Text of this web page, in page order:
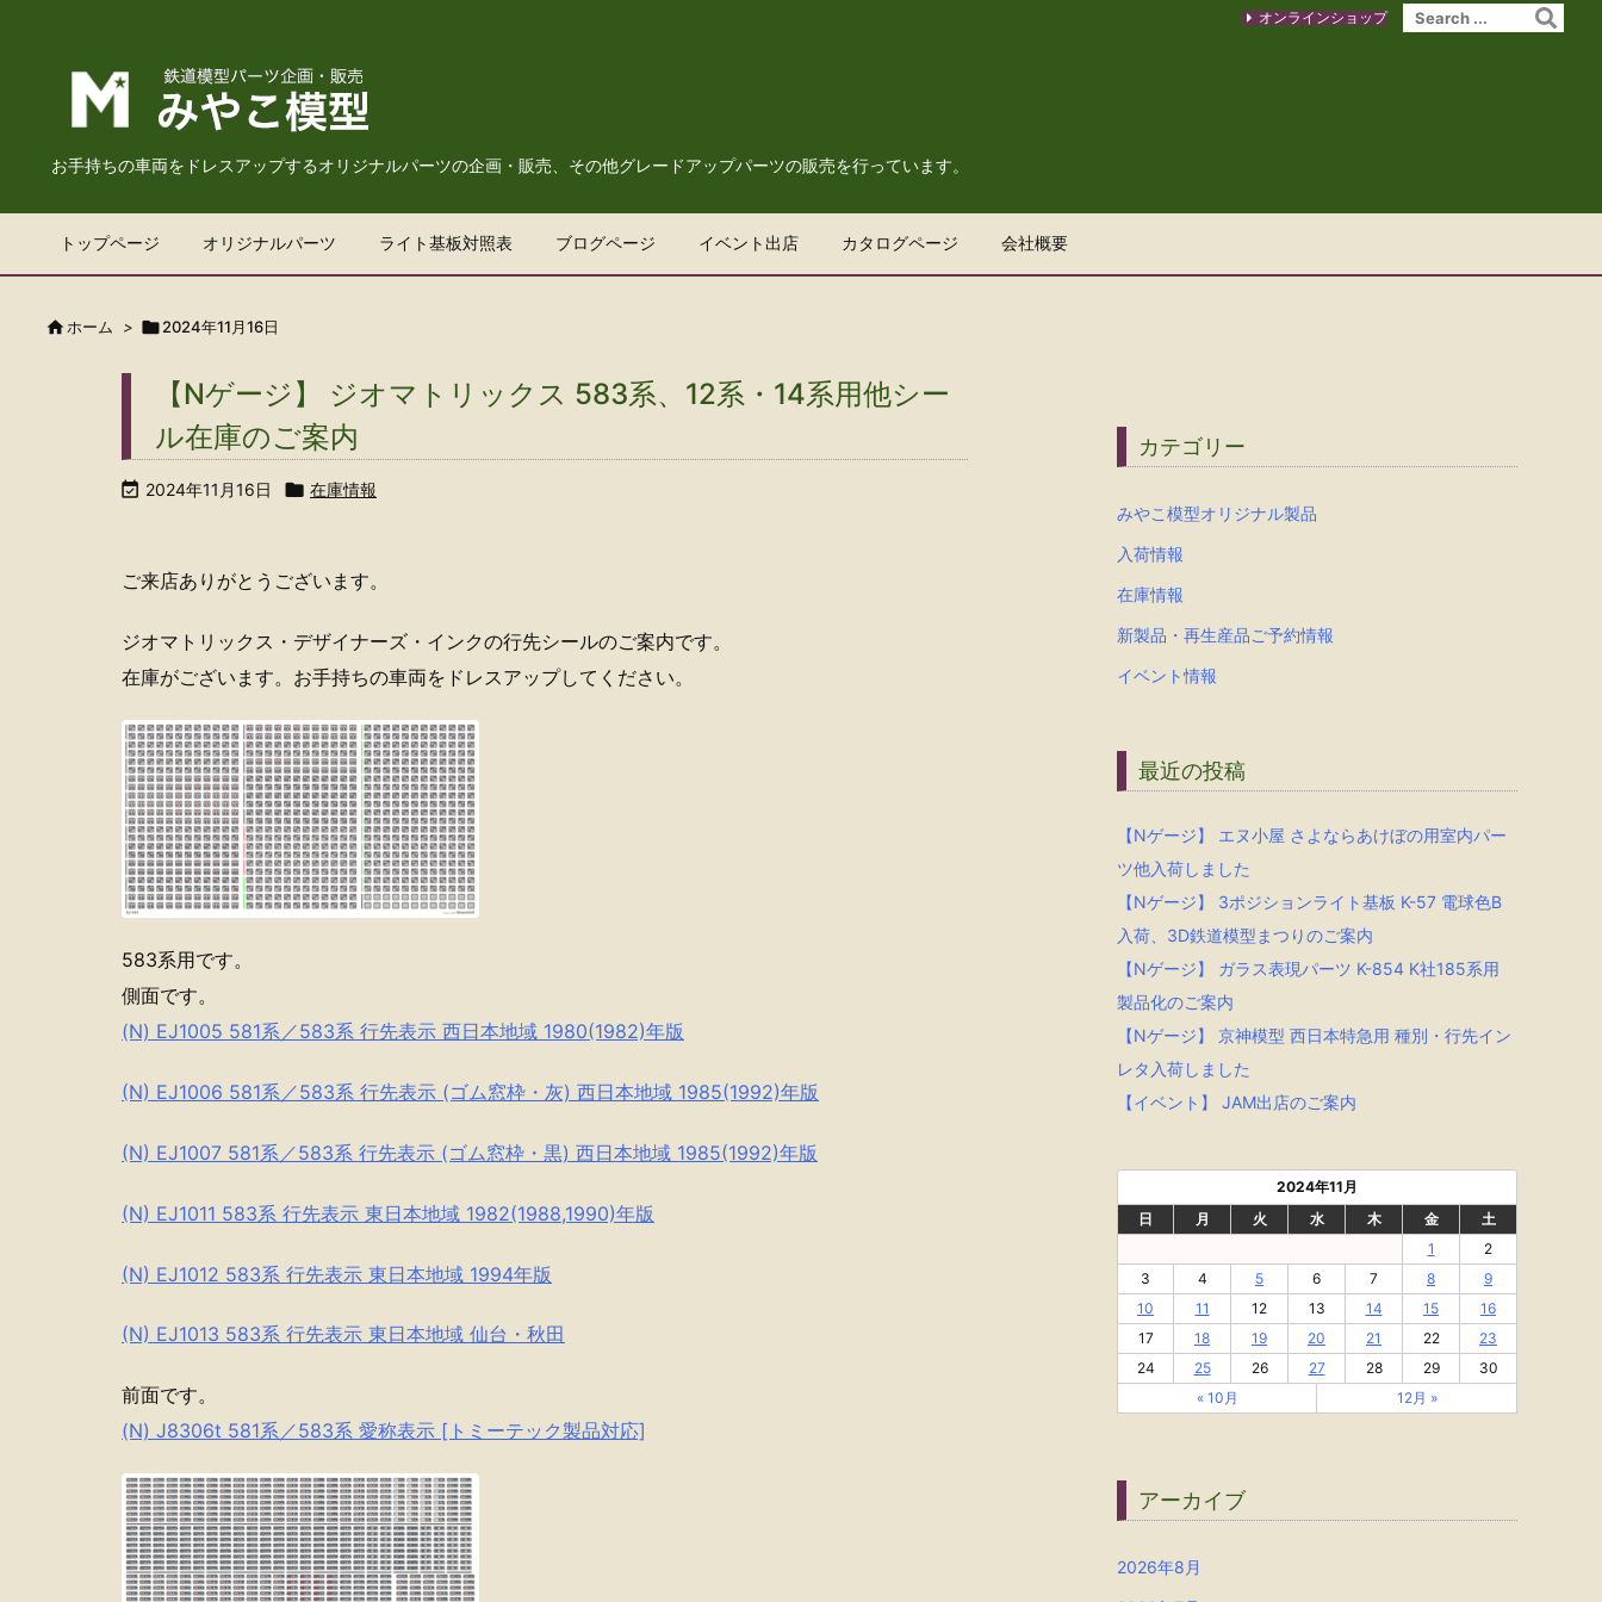
お手持ちの車両をドレスアップするオリジナルパーツの企画・販売、その他グレードアップパーツの販売を行っています。
トップページ オリジナルパーツ ライト基板対照表 ブログページ イベント出店 カタログページ 会社概要
オンラインショップ
 ホーム > 2024年11月16日
【Nゲージ】 ジオマトリックス 583系、12系・14系用他シー
ル在庫のご案内
 2024年11月16日  在庫情報
ご来店ありがとうございます。
ジオマトリックス・デザイナーズ・インクの行先シールのご案内です。
在庫がございます。お手持ちの車両をドレスアップしてください。
583系用です。
側面です。
(N) EJ1005 581系／583系 行先表示 西日本地域 1980(1982)年版
(N) EJ1006 581系／583系 行先表示 (ゴム窓枠・灰) 西日本地域 1985(1992)年版
(N) EJ1007 581系／583系 行先表示 (ゴム窓枠・黒) 西日本地域 1985(1992)年版
(N) EJ1011 583系 行先表示 東日本地域 1982(1988,1990)年版
(N) EJ1012 583系 行先表示 東日本地域 1994年版
(N) EJ1013 583系 行先表示 東日本地域 仙台・秋田
前面です。
(N) J8306t 581系／583系 愛称表示 [トミーテック製品対応]
カテゴリー
みやこ模型オリジナル製品
入荷情報
在庫情報
新製品・再生産品ご予約情報
イベント情報
最近の投稿
【Nゲージ】 エヌ小屋 さよならあけぼの用室内パー
ツ他入荷しました
【Nゲージ】 3ポジションライト基板 K-57 電球色B
入荷、3D鉄道模型まつりのご案内
【Nゲージ】 ガラス表現パーツ K-854 K社185系用
製品化のご案内
【Nゲージ】 京神模型 西日本特急用 種別・行先イン
レタ入荷しました
【イベント】 JAM出店のご案内
2024年11月
日
月 火 水 木 金
土
1
2
3
4 5 6 7 8
9
10
11 12 13 14 15
16
17
18 19 20 21 22
23
24
25 26 27 28 29
30
« 10月
12月 »
アーカイブ
2026年8月